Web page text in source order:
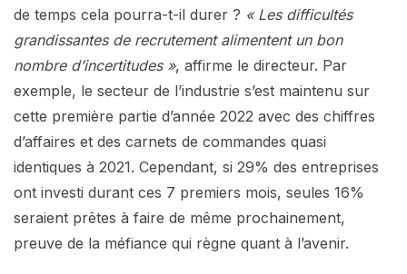
de temps cela pourra-t-il durer ? « Les difficultés
grandissantes de recrutement alimentent un bon
nombre d’incertitudes », affirme le directeur. Par
exemple, le secteur de l’industrie s’est maintenu sur
cette première partie d’année 2022 avec des chiffres
d’affaires et des carnets de commandes quasi
identiques à 2021. Cependant, si 29% des entreprises
ont investi durant ces 7 premiers mois, seules 16%
seraient prêtes à faire de même prochainement,
preuve de la méfiance qui règne quant à l’avenir.